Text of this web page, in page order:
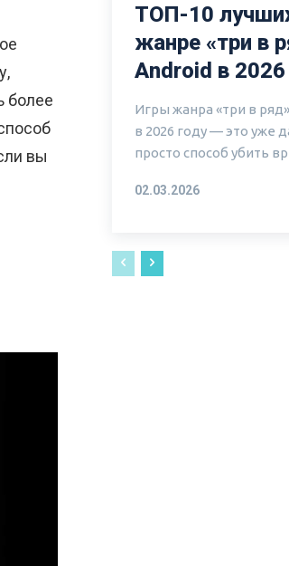
более
вы
ТОП-10
жанре «три в
Android в 2026
Игры жанра «три в
в 2026 году — это уже
просто способ убить
02.03.2026